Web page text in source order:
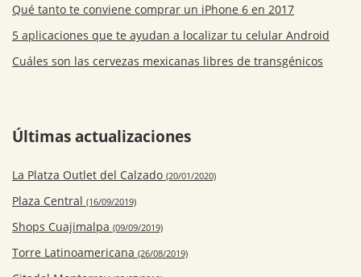
Qué tanto te conviene comprar un iPhone 6 en 2017
5 aplicaciones que te ayudan a localizar tu celular Android
Cuáles son las cervezas mexicanas libres de transgénicos
Últimas actualizaciones
La Platza Outlet del Calzado (20/01/2020)
Plaza Central (16/09/2019)
Shops Cuajimalpa (09/09/2019)
Torre Latinoamericana (26/08/2019)